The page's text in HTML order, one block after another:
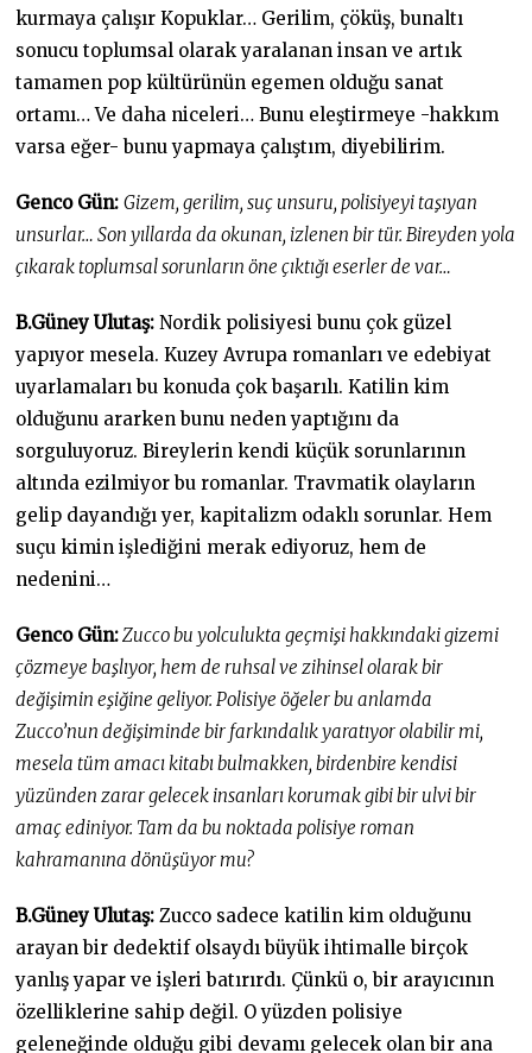
kurmaya çalışır Kopuklar… Gerilim, çöküş, bunaltı
sonucu toplumsal olarak yaralanan insan ve artık
tamamen pop kültürünün egemen olduğu sanat
ortamı… Ve daha niceleri… Bunu eleştirmeye -hakkım
varsa eğer- bunu yapmaya çalıştım, diyebilirim.
Genco Gün: Gizem, gerilim, suç unsuru, polisiyeyi taşıyan
unsurlar… Son yıllarda da okunan, izlenen bir tür. Bireyden yola
çıkarak toplumsal sorunların öne çıktığı eserler de var…
B.Güney Ulutaş: Nordik polisiyesi bunu çok güzel
yapıyor mesela. Kuzey Avrupa romanları ve edebiyat
uyarlamaları bu konuda çok başarılı. Katilin kim
olduğunu ararken bunu neden yaptığını da
sorguluyoruz. Bireylerin kendi küçük sorunlarının
altında ezilmiyor bu romanlar. Travmatik olayların
gelip dayandığı yer, kapitalizm odaklı sorunlar. Hem
suçu kimin işlediğini merak ediyoruz, hem de
nedenini…
Genco Gün:Zucco bu yolculukta geçmişi hakkındaki gizemi
çözmeye başlıyor, hem de ruhsal ve zihinsel olarak bir
değişimin eşiğine geliyor. Polisiye öğeler bu anlamda
Zucco’nun değişiminde bir farkındalık yaratıyor olabilir mi,
mesela tüm amacı kitabı bulmakken, birdenbire kendisi
yüzünden zarar gelecek insanları korumak gibi bir ulvi bir
amaç ediniyor. Tam da bu noktada polisiye roman
kahramanına dönüşüyor mu?
B.Güney Ulutaş: Zucco sadece katilin kim olduğunu
arayan bir dedektif olsaydı büyük ihtimalle birçok
yanlış yapar ve işleri batırırdı. Çünkü o, bir arayıcının
özelliklerine sahip değil. O yüzden polisiye
geleneğinde olduğu gibi devamı gelecek olan bir ana